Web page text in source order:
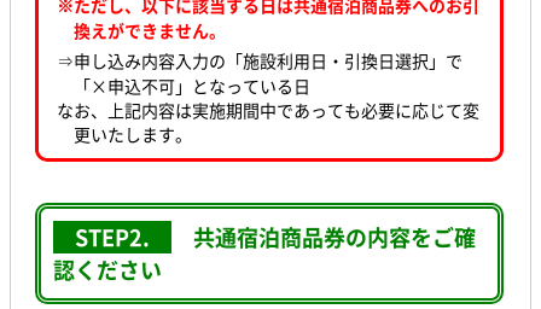
換えができません。
⇒申し込み内容入力の「施設利用日・引換日選択」で
「×申込不可」となっている日
なお、上記内容は実施期間中であっても必要に応じて変
更いたします。
STEP2.
共通宿泊商品券の内容をご確
認ください